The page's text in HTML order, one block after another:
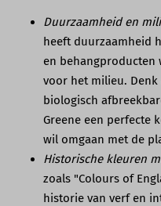
Duurzaamheid en
heeft duurzaamheid
en behangproducten
voor het milieu.
biologisch
Greene een perfecte
wil omgaan met de
Historische kleuren
zoals "Colours of
historie van verf en